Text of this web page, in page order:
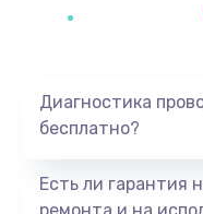
Диагностика
бесплатно?
Есть ли гарантия
ремонта и на